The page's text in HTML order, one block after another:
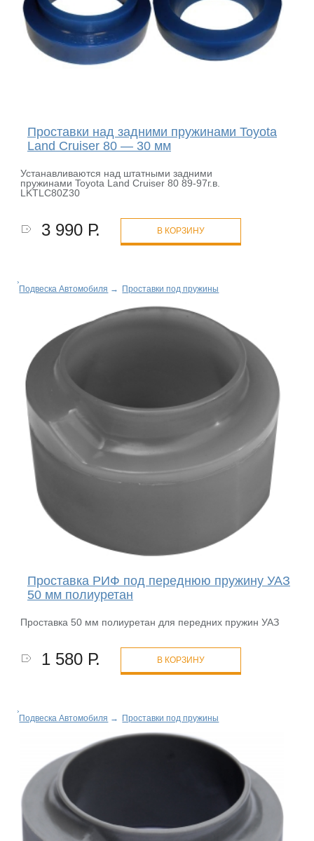
Проставки над задними пружинами Toyota
Land Cruiser 80 — 30 мм
Устанавливаются над штатными задними
пружинами Toyota Land Cruiser 80 89-97г.в.
LKTLC80Z30
3 990 Р. В КОРЗИНУ
Подвеска Автомобиля → Проставки под пружины
Проставка РИФ под переднюю пружину УАЗ
50 мм полиуретан
Проставка 50 мм полиуретан для передних пружин УАЗ
1 580 Р. В КОРЗИНУ
Подвеска Автомобиля → Проставки под пружины